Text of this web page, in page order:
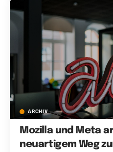
ARCHIV
Mozilla und Meta
neuartigem Weg